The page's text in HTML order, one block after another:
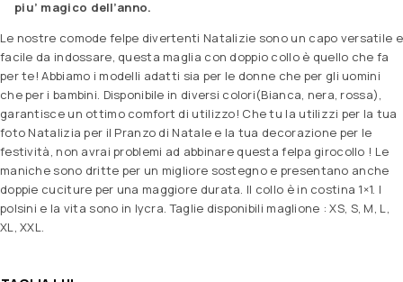
piu’ magico dell’anno.
Le nostre comode felpe divertenti Natalizie sono un capo versatile e
facile da indossare, questa maglia con doppio collo è quello che fa
per te! Abbiamo i modelli adatti sia per le donne che per gli uomini
che per i bambini. Disponibile in diversi colori(Bianca, nera, rossa),
garantisce un ottimo comfort di utilizzo! Che tu la utilizzi per la tua
foto Natalizia per il Pranzo di Natale e la tua decorazione per le
festività, non avrai problemi ad abbinare questa felpa girocollo ! Le
maniche sono dritte per un migliore sostegno e presentano anche
doppie cuciture per una maggiore durata. Il collo è in costina 1×1. I
polsini e la vita sono in lycra. Taglie disponibili maglione : XS, S, M, L,
XL, XXL.